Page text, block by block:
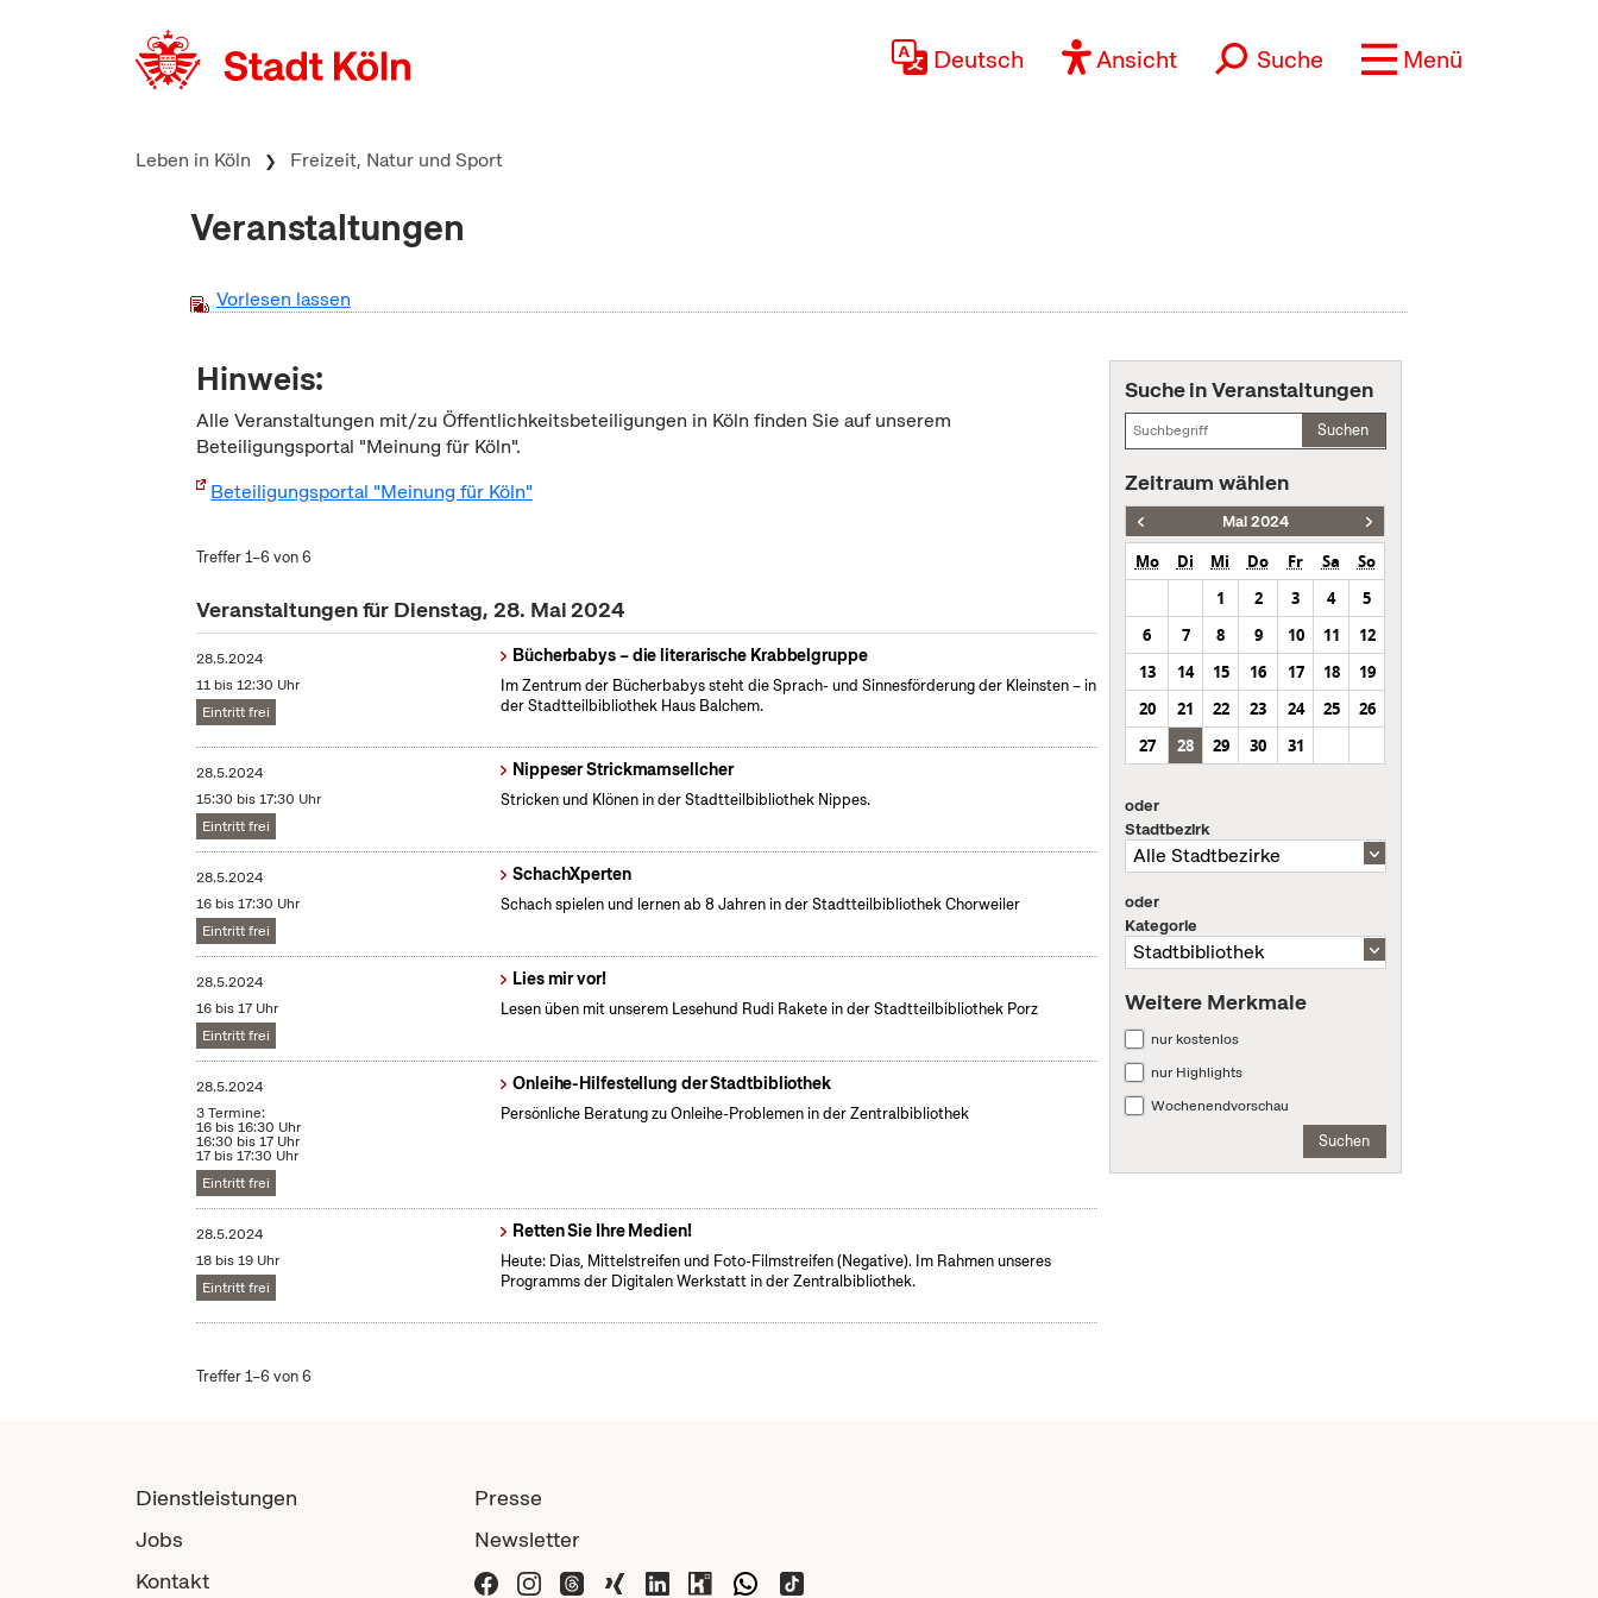
Deutsch Ansicht Suche Menü
Leben in Köln Freizeit, Natur und Sport
Veranstaltungen
Vorlesen lassen
Hinweis:
Alle Veranstaltungen mit/zu Öffentlichkeitsbeteiligungen in Köln finden Sie auf unserem
Beteiligungsportal "Meinung für Köln".
Beteiligungsportal "Meinung für Köln"
Treffer 1–6 von 6
Veranstaltungen für Dienstag, 28. Mai 2024
28.5.2024
11 bis 12:30 Uhr
Eintritt frei
Bücherbabys – die literarische Krabbelgruppe
Im Zentrum der Bücherbabys steht die Sprach- und Sinnesförderung der Kleinsten – in
der Stadtteilbibliothek Haus Balchem.
28.5.2024
15:30 bis 17:30 Uhr
Eintritt frei
Nippeser Strickmamsellcher
Stricken und Klönen in der Stadtteilbibliothek Nippes.
28.5.2024
16 bis 17:30 Uhr
Eintritt frei
SchachXperten
Schach spielen und lernen ab 8 Jahren in der Stadtteilbibliothek Chorweiler
28.5.2024
16 bis 17 Uhr
Eintritt frei
Lies mir vor!
Lesen üben mit unserem Lesehund Rudi Rakete in der Stadtteilbibliothek Porz
28.5.2024
3 Termine:
16 bis 16:30 Uhr
16:30 bis 17 Uhr
17 bis 17:30 Uhr
Eintritt frei
Onleihe-Hilfestellung der Stadtbibliothek
Persönliche Beratung zu Onleihe-Problemen in der Zentralbibliothek
28.5.2024
18 bis 19 Uhr
Eintritt frei
Retten Sie Ihre Medien!
Heute: Dias, Mittelstreifen und Foto-Filmstreifen (Negative). Im Rahmen unseres
Programms der Digitalen Werkstatt in der Zentralbibliothek.
Treffer 1–6 von 6
Suche in Veranstaltungen
Suchen
Zeitraum wählen
Mai 2024
Mo Di Mi Do Fr Sa
So
1
2 3 4
5
6
7 8 9 10 11
12
13
14 15 16 17 18
19
20
21 22 23 24 25
26
27
28 29 30 31
oder
Stadtbezirk
oder
Kategorie
Weitere Merkmale
nur kostenlos
nur Highlights
Wochenendvorschau
Suchen
Dienstleistungen
Jobs
Kontakt
Presse
Newsletter